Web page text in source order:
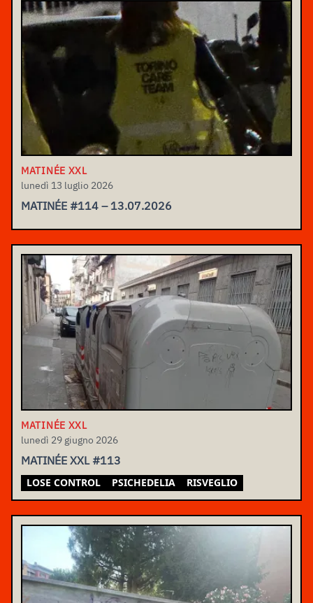
MATINÉE XXL
lunedì 13 luglio 2026
MATINÉE #114 – 13.07.2026
MATINÉE XXL
lunedì 29 giugno 2026
MATINÉE XXL #113
LOSE CONTROL PSICHEDELIA RISVEGLIO